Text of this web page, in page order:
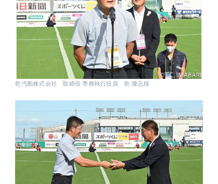
乾汽船株式会社 取締役 専務執行役員 乾 隆志様